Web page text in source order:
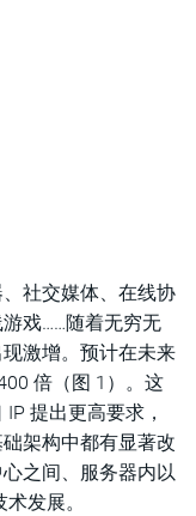
社交媒体、在线协
戏……随着无穷无
激增。预计在未来
倍（图 1）。这
提出更高要求，
架构中都有显著改
之间、服务器内以
发展。